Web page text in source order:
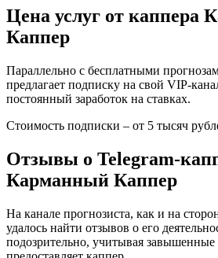
Цена услуг от каппера
Каппер
Параллельно с бесплатными
предлагает подписку на свой VIP-
постоянный заработок на ставках.
Стоимость подписки – от 5 тысяч
Отзывы о Telegram-
Карманный Каппер
На канале прогнозиста, как и на
удалось найти отзывов о его
подозрительно, учитывая завышенные